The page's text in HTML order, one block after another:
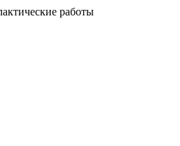
работы